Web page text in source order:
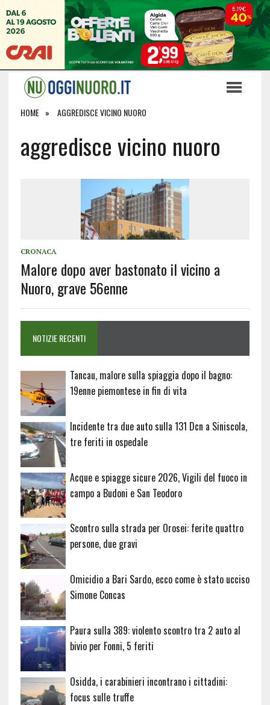
HOME AGGREDISCE VICINO NUORO
aggredisce vicino nuoro
CRONACA
Malore dopo aver bastonato il vicino a
Nuoro, grave 56enne
NOTIZIE RECENTI
Tancau, malore sulla spiaggia dopo il bagno:
19enne piemontese in fin di vita
Incidente tra due auto sulla 131 Dcn a Siniscola,
tre feriti in ospedale
Acque e spiagge sicure 2026, Vigili del fuoco in
campo a Budoni e San Teodoro
Scontro sulla strada per Orosei: ferite quattro
persone, due gravi
Omicidio a Bari Sardo, ecco come è stato ucciso
Simone Concas
Paura sulla 389: violento scontro tra 2 auto al
bivio per Fonni, 5 feriti
Osidda, i carabinieri incontrano i cittadini:
focus sulle truffe